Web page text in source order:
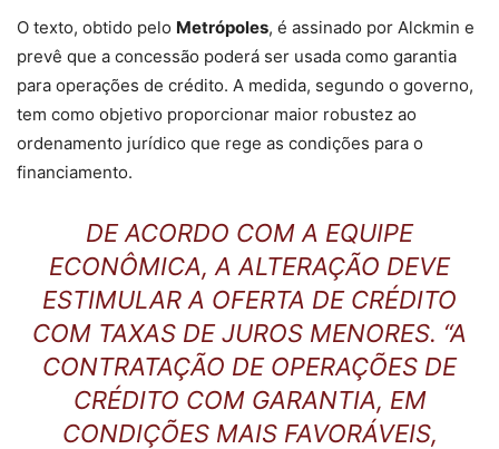
O texto, obtido pelo Metrópoles, é assinado por Alckmin e
prevê que a concessão poderá ser usada como garantia
para operações de crédito. A medida, segundo o governo,
tem como objetivo proporcionar maior robustez ao
ordenamento jurídico que rege as condições para o
financiamento.
DE ACORDO COM A EQUIPE
ECONÔMICA, A ALTERAÇÃO DEVE
ESTIMULAR A OFERTA DE CRÉDITO
COM TAXAS DE JUROS MENORES. “A
CONTRATAÇÃO DE OPERAÇÕES DE
CRÉDITO COM GARANTIA, EM
CONDIÇÕES MAIS FAVORÁVEIS,